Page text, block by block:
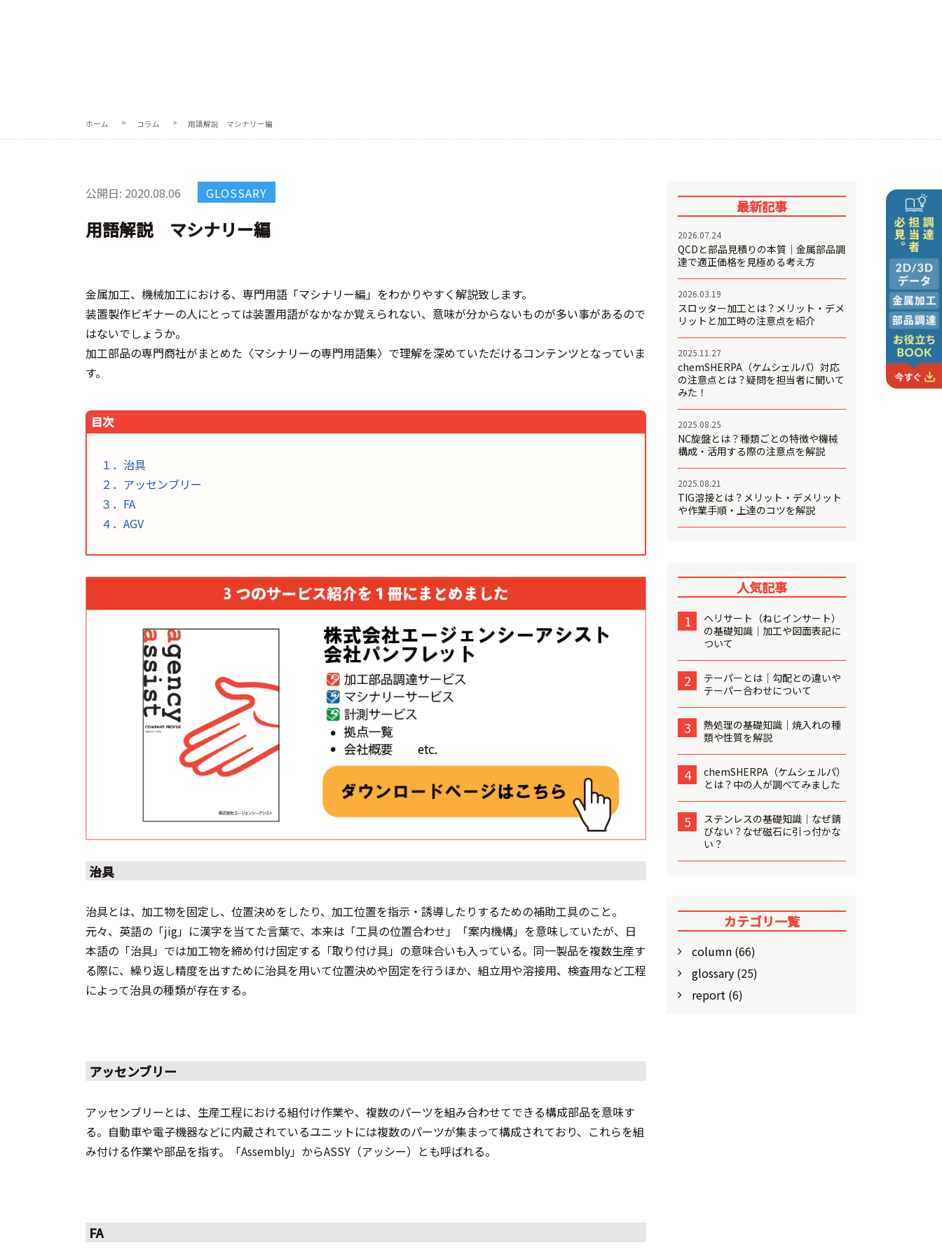
ホーム コラム 用語解説 マシナリー編
公開日: 2020.08.06 GLOSSARY
用語解説 マシナリー編
金属加工、機械加工における、専門用語「マシナリー編」をわかりやすく解説致します。
装置製作ビギナーの人にとっては装置用語がなかなか覚えられない、意味が分からないものが多い事があるので
はないでしょうか。
加工部品の専門商社がまとめた〈マシナリーの専門用語集〉で理解を深めていただけるコンテンツとなっていま
す。
目次
１．治具
２．アッセンブリー
３．FA
４．AGV
治具
治具とは、加工物を固定し、位置決めをしたり、加工位置を指示・誘導したりするための補助工具のこと。
元々、英語の「jig」に漢字を当てた言葉で、本来は「工具の位置合わせ」「案内機構」を意味していたが、日
本語の「治具」では加工物を締め付け固定する「取り付け具」の意味合いも入っている。同一製品を複数生産す
る際に、繰り返し精度を出すために治具を用いて位置決めや固定を行うほか、組立用や溶接用、検査用など工程
によって治具の種類が存在する。
アッセンブリー
アッセンブリーとは、生産工程における組付け作業や、複数のパーツを組み合わせてできる構成部品を意味す
る。自動車や電子機器などに内蔵されているユニットには複数のパーツが集まって構成されており、これらを組
み付ける作業や部品を指す。「Assembly」からASSY（アッシー）とも呼ばれる。
FA
最新記事
2026.07.24
QCDと部品見積りの本質｜金属部品調
達で適正価格を見極める考え方
2026.03.19
スロッター加工とは？メリット・デメ
リットと加工時の注意点を紹介
2025.11.27
chemSHERPA（ケムシェルパ）対応
の注意点とは？疑問を担当者に聞いて
みた！
2025.08.25
NC旋盤とは？種類ごとの特徴や機械
構成・活用する際の注意点を解説
2025.08.21
TIG溶接とは？メリット・デメリット
や作業手順・上達のコツを解説
人気記事
1
ヘリサート（ねじインサート）
の基礎知識│加工や図面表記に
ついて
2
テーパーとは│勾配との違いや
テーパー合わせについて
3
熱処理の基礎知識│焼入れの種
類や性質を解説
4
chemSHERPA（ケムシェルパ）
とは？中の人が調べてみました
5
ステンレスの基礎知識│なぜ錆
びない？なぜ磁石に引っ付かな
い？
カテゴリ一覧
column (66)
glossary (25)
report (6)